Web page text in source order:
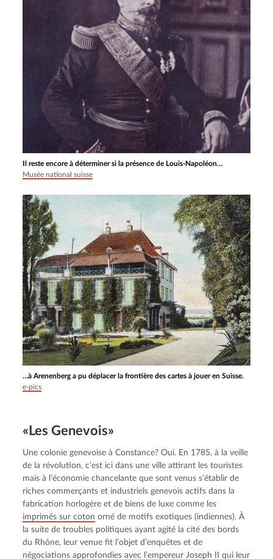
Il reste encore à déterminer si la présence de Louis-Napoléon…
Musée national suisse
…à Arenenberg a pu déplacer la frontière des cartes à jouer en Suisse.
e-pics
«Les Genevois»
Une colonie genevoise à Constance? Oui. En 1785, à la veille
de la révolution, c’est ici dans une ville attirant les touristes
mais à l’économie chancelante que sont venus s’établir de
riches commerçants et industriels genevois actifs dans la
imprimés sur coton orné de motifs exotiques (indiennes). À
la suite de troubles politiques ayant agité la cité des bords
du Rhône, leur venue fit l’objet d’enquêtes et de
négociations approfondies avec l’empereur Joseph II qui leur